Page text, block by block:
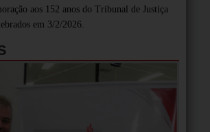
aos 152 anos do Tribunal de Justiça
em 3/2/2026.